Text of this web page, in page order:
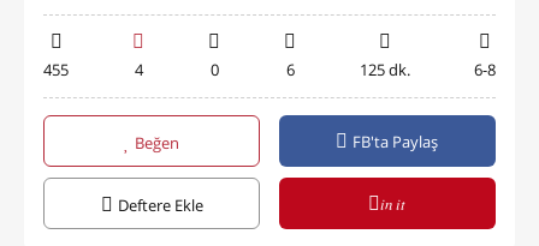
455 4 0 6 125 dk. 6-8
Beğen FB'ta Paylaş
Deftere Ekle in it